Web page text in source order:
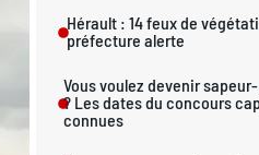
Hérault : 14 feux de
préfecture alerte
Vous voulez devenir
? Les dates du concours
connues